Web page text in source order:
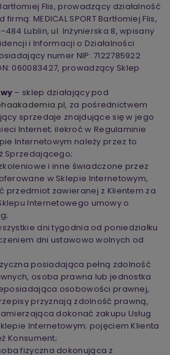
Flis, prowadzący działalność
MEDICAL SPORT Bartłomiej Flis,
Lublin, ul. Inżynierska 8, wpisany
i Informacji o Działalności
numer NIP: 7122785922
060083427, prowadzący Sklep
– sklep działający pod
, za pośrednictwem
sprzedaje znajdujące się w jego
Internet; ilekroć w Regulaminie
Internetowym należy przez to
Sprzedającego;
i inne świadczone przez
w Sklepie Internetowym,
przedmiot zawieranej z Klientem za
Internetowego umowy o
dni tygodnia od poniedziałku
dni ustawowo wolnych od
posiadająca pełną zdolność
osoba prawna lub jednostka
osobowości prawnej,
przyznają zdolność prawną,
dokonać zakupu Usług
Internetowym; pojęciem Klienta
Konsument;
fizyczna dokonująca z